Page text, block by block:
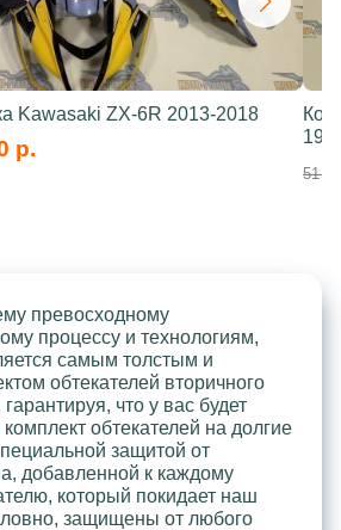
Kawasaki ZX-6R 2013-2018
р.
51
превосходному
процессу и технологиям,
самым толстым и
обтекателей вторичного
что у вас будет
обтекателей на долгие
защитой от
добавленной к каждому
который покидает наш
защищены от любого